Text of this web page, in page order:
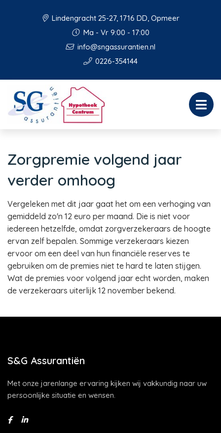
Lindengracht 25-27, 1716 DD, Opmeer
Ma - Vr 9:00 - 17:00
info@sngassurantien.nl
0226-354144
Zorgpremie volgend jaar
verder omhoog
Vergeleken met dit jaar gaat het om een verhoging van
gemiddeld zo'n 12 euro per maand. Die is niet voor
iedereen hetzelfde, omdat zorgverzekeraars de hoogte
ervan zelf bepalen. Sommige verzekeraars kiezen
ervoor om een deel van hun financiële reserves te
gebruiken om de premies niet te hard te laten stijgen.
Wat de premies voor volgend jaar echt worden, maken
de verzekeraars uiterlijk 12 november bekend.
S&G Assurantiën
Met onze jarenlange ervaring kijken wij vakkundig naar uw
persoonlijke situatie en wensen.